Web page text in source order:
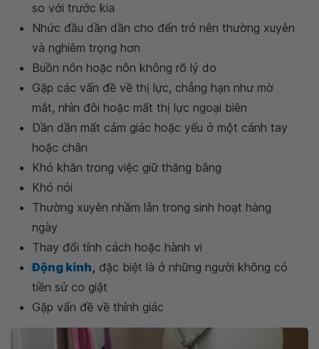
so với trước kia
Nhức đầu dần dần cho đến trở nên thường xuyên
và nghiêm trọng hơn
Buồn nôn hoặc nôn không rõ lý do
Gặp các vấn đề về thị lực, chẳng hạn như mờ
mắt, nhìn đôi hoặc mất thị lực ngoại biên
Dần dần mất cảm giác hoặc yếu ở một cánh tay
hoặc chân
Khó khăn trong việc giữ thăng bằng
Khó nói
Thường xuyên nhầm lẫn trong sinh hoạt hàng
ngày
Thay đổi tính cách hoặc hành vi
Động kinh, đặc biệt là ở những người không có
tiền sử co giật
Gặp vấn đề về thính giác